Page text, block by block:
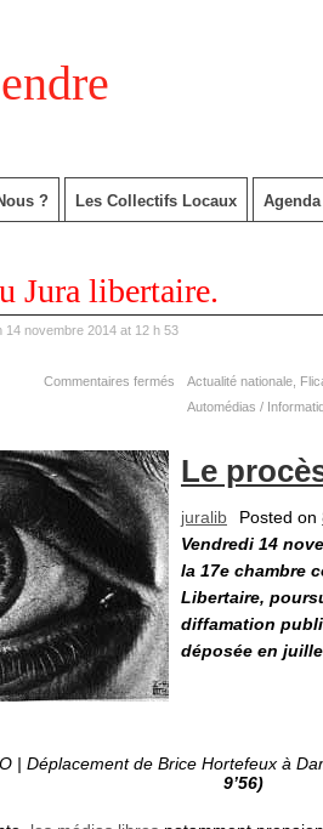
? Les Collectifs Locaux Agenda
Jura libertaire.
14 novembre 2014 at 12 h 53
Actualité nationale
Automédias /
Commentaires fermés
Le
Posted on
juralib
Vendredi 14
la 17e chambre
Libertaire,
diffamation
déposée en
| Déplacement de Brice Hortefeux à
9’56)